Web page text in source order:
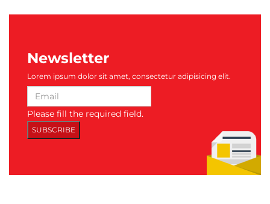
Newsletter
Lorem ipsum dolor sit amet, consectetur adipisicing elit.
Please fill the required field.
SUBSCRIBE